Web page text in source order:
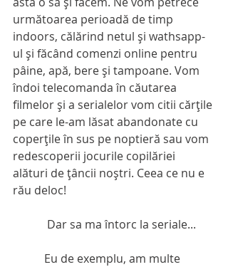
următoarea perioadă de timp
indoors, călărind netul şi wathsapp-
ul şi făcând comenzi online pentru
pâine, apă, bere şi tampoane. Vom
îndoi telecomanda în căutarea
filmelor şi a serialelor vom citii cărţile
pe care le-am lăsat abandonate cu
coperţile în sus pe noptieră sau vom
redescoperii jocurile copilăriei
alături de ţâncii noştri. Ceea ce nu e
rău deloc!
            Dar sa ma întorc la seriale...